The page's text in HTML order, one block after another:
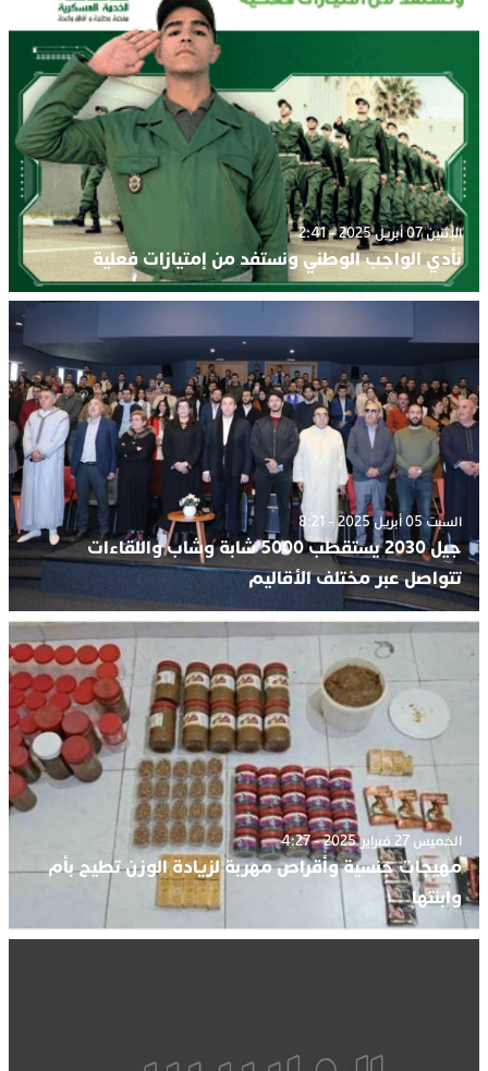
الإثنين 07 أبريل 2025 - 2:41
نأدي الواجب الوطني ونستفد من إمتيازات فعلية
السبت 05 أبريل 2025 - 8:21
جيل 2030 يستقطب 5000 شابة وشاب واللقاءات
تتواصل عبر مختلف الأقاليم
الخميس 27 فبراير 2025 - 4:27
مهيجات جنسية وأقراص مهربة لزيادة الوزن تطيح بأم
وابنتها